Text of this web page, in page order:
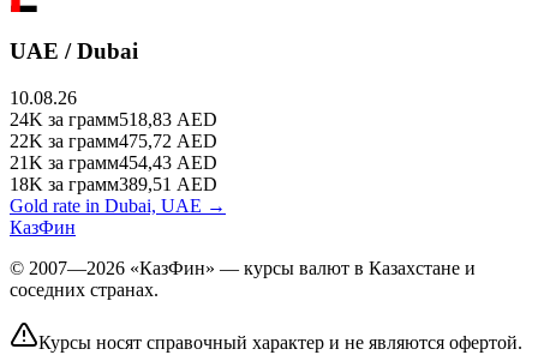
UAE / Dubai
10.08.26
24K за грамм518,83 AED
22K за грамм475,72 AED
21K за грамм454,43 AED
18K за грамм389,51 AED
Gold rate in Dubai, UAE →
КазФин
© 2007—2026 «КазФин» — курсы валют в Казахстане и
соседних странах.
Курсы носят справочный характер и не являются офертой.